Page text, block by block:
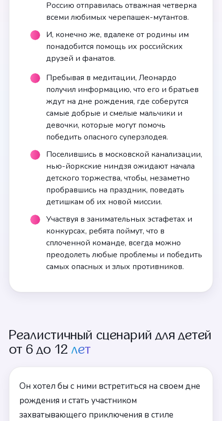
Россию отправилась отважная четверка
всеми любимых черепашек-мутантов.
И, конечно же, вдалеке от родины им
понадобится помощь их российских
друзей и фанатов.
Пребывая в медитации, Леонардо
получил информацию, что его и братьев
ждут на дне рождения, где соберутся
самые добрые и смелые мальчики и
девочки, которые могут помочь
победить опасного суперзлодея.
Поселившись в московской канализации,
нью-йоркские ниндзя ожидают начала
детского торжества, чтобы, незаметно
пробравшись на праздник, поведать
детишкам об их новой миссии.
Участвуя в занимательных эстафетах и
конкурсах, ребята поймут, что в
сплоченной команде, всегда можно
преодолеть любые проблемы и победить
самых опасных и злых противников.
Реалистичный сценарий для детей
от 6 до 12 лет
Он хотел бы с ними встретиться на своем дне
рождения и стать участником
захватывающего приключения в стиле